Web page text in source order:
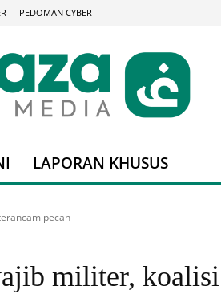
PEDOMAN CYBER
LAPORAN KHUSUS
pecah
militer, koalisi